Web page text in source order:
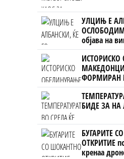
УЛЦИЊ Е
објава на
Црна Гора
ФОРМИРАН
БИДЕ ЗА НА
БУГАРИТЕ
ОТКРИТИЕ
кренаа